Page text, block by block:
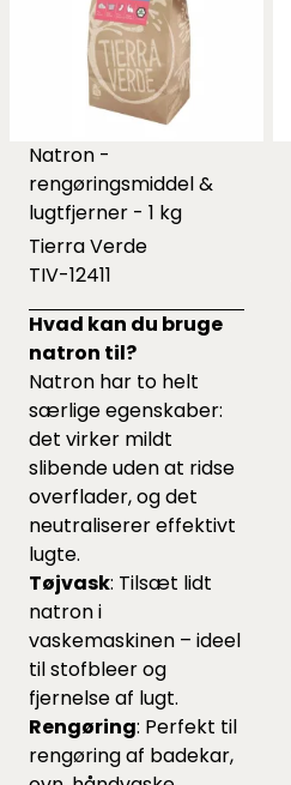
Natron -
rengøringsmiddel &
lugtfjerner - 1 kg
Tierra Verde
TIV-12411
Hvad kan du bruge
natron til?
Natron har to helt
særlige egenskaber:
det virker mildt
slibende uden at ridse
overflader, og det
neutraliserer effektivt
lugte.
Tøjvask: Tilsæt lidt
natron i
vaskemaskinen – ideel
til stofbleer og
fjernelse af lugt.
Rengøring: Perfekt til
rengøring af badekar,